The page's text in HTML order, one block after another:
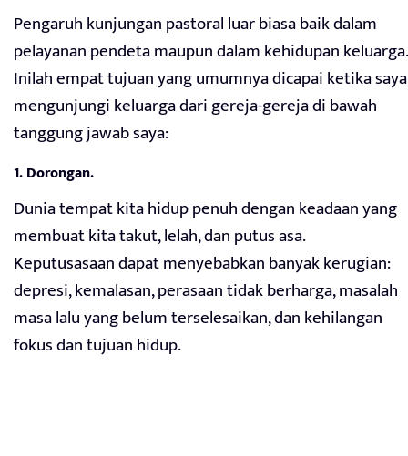
Pengaruh kunjungan pastoral luar biasa baik dalam
pelayanan pendeta maupun dalam kehidupan keluarga.
Inilah empat tujuan yang umumnya dicapai ketika saya
mengunjungi keluarga dari gereja-gereja di bawah
tanggung jawab saya:
1. Dorongan.
Dunia tempat kita hidup penuh dengan keadaan yang
membuat kita takut, lelah, dan putus asa.
Keputusasaan dapat menyebabkan banyak kerugian:
depresi, kemalasan, perasaan tidak berharga, masalah
masa lalu yang belum terselesaikan, dan kehilangan
fokus dan tujuan hidup.